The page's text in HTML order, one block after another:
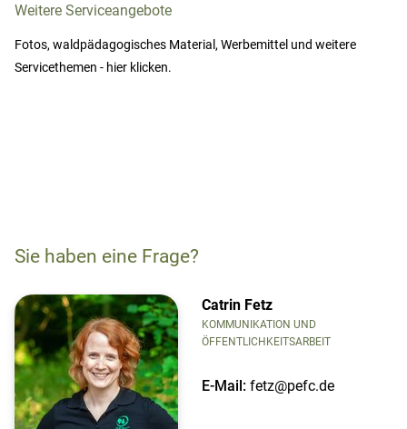
Weitere Serviceangebote
Fotos, waldpädagogisches Material, Werbemittel und weitere
Servicethemen - hier klicken.
Sie haben eine Frage?
Catrin Fetz
KOMMUNIKATION UND
ÖFFENTLICHKEITSARBEIT
E-Mail: fetz@pefc.de